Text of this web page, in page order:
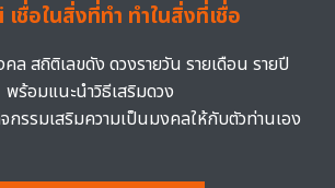
ชื่อในสิ่งที่ทำ ทำในสิ่งที่เชื่อ
คล สถิติเลขดัง ดวงรายวัน รายเดือน รายปี
พร้อมแนะนำวิธีเสริมดวง
กรรมเสริมความเป็นมงคลให้กับตัวท่านเอง